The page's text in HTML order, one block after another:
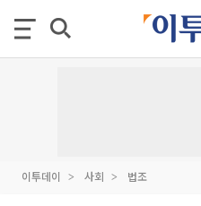
이투데이 사회 법조